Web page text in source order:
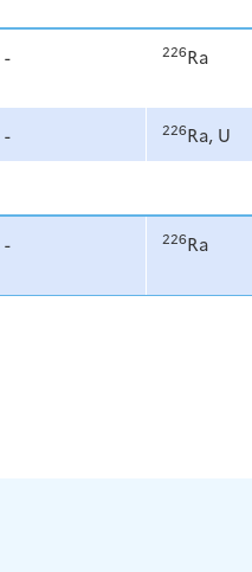
- 226Ra
- 226Ra, U
- 226Ra